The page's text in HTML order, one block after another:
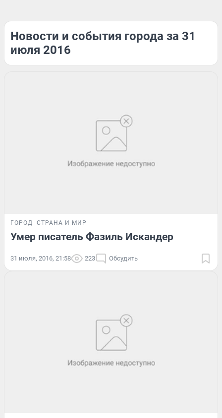
Новости и события города за 31
июля 2016
ГОРОД СТРАНА И МИР
Умер писатель Фазиль Искандер
31 июля, 2016, 21:58 223 Обсудить